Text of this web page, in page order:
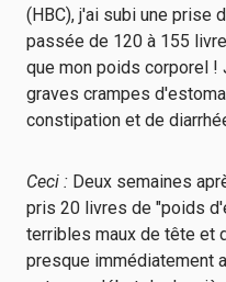
(HBC), j'ai subi une prise
passée de 120 à 155
que mon poids corporel
graves crampes
constipation et de
Ceci : Deux semaines
pris 20 livres de "poids
terribles maux de tête et
presque immédiatement